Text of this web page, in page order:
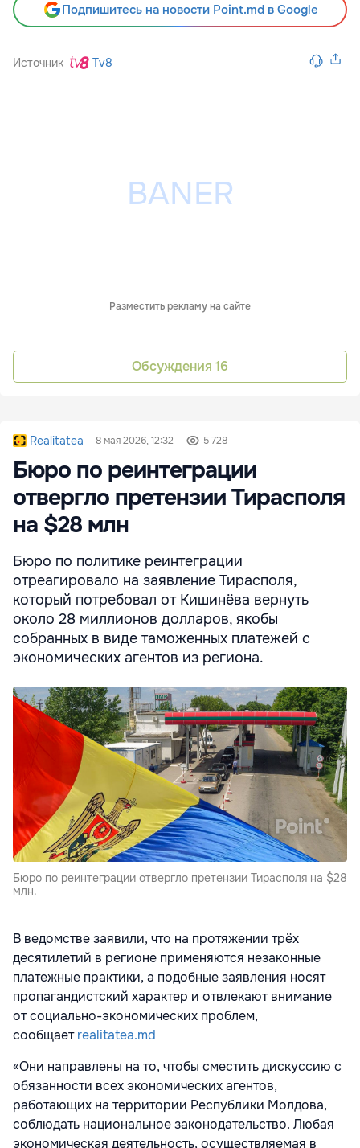
Подпишитесь на новости Point.md в Google
Источник Tv8
Разместить рекламу на сайте
Обсуждения 16
Realitatea 8 мая 2026, 12:32 5 728
Бюро по реинтеграции
отвергло претензии Тирасполя
на $28 млн
Бюро по политике реинтеграции
отреагировало на заявление Тирасполя,
который потребовал от Кишинёва вернуть
около 28 миллионов долларов, якобы
собранных в виде таможенных платежей с
экономических агентов из региона.
Бюро по реинтеграции отвергло претензии Тирасполя на $28
млн.
В ведомстве заявили, что на протяжении трёх
десятилетий в регионе применяются незаконные
платежные практики, а подобные заявления носят
пропагандистский характер и отвлекают внимание
от социально-экономических проблем,
сообщаетrealitatea.md
«Они направлены на то, чтобы сместить дискуссию с
обязанности всех экономических агентов,
работающих на территории Республики Молдова,
соблюдать национальное законодательство. Любая
экономическая деятельность, осуществляемая в